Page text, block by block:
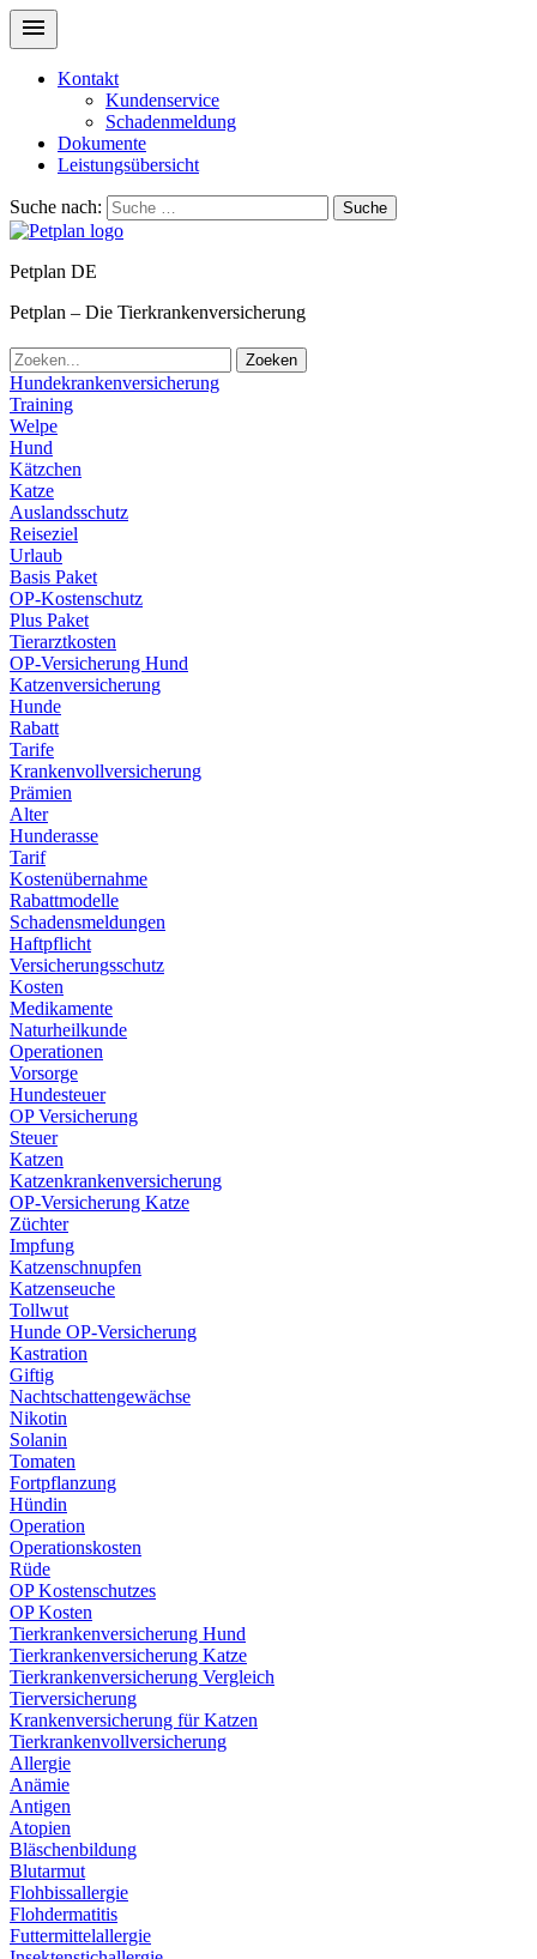
Kontakt
Kundenservice
Schadenmeldung
Dokumente
Leistungsübersicht
Suche nach: Suche
Petplan DE
Petplan – Die Tierkrankenversicherung
Zoeken
Hundekrankenversicherung
Training
Welpe
Hund
Kätzchen
Katze
Auslandsschutz
Reiseziel
Urlaub
Basis Paket
OP-Kostenschutz
Plus Paket
Tierarztkosten
OP-Versicherung Hund
Katzenversicherung
Hunde
Rabatt
Tarife
Krankenvollversicherung
Prämien
Alter
Hunderasse
Tarif
Kostenübernahme
Rabattmodelle
Schadensmeldungen
Haftpflicht
Versicherungsschutz
Kosten
Medikamente
Naturheilkunde
Operationen
Vorsorge
Hundesteuer
OP Versicherung
Steuer
Katzen
Katzenkrankenversicherung
OP-Versicherung Katze
Züchter
Impfung
Katzenschnupfen
Katzenseuche
Tollwut
Hunde OP-Versicherung
Kastration
Giftig
Nachtschattengewächse
Nikotin
Solanin
Tomaten
Fortpflanzung
Hündin
Operation
Operationskosten
Rüde
OP Kostenschutzes
OP Kosten
Tierkrankenversicherung Hund
Tierkrankenversicherung Katze
Tierkrankenversicherung Vergleich
Tierversicherung
Krankenversicherung für Katzen
Tierkrankenvollversicherung
Allergie
Anämie
Antigen
Atopien
Bläschenbildung
Blutarmut
Flohbissallergie
Flohdermatitis
Futtermittelallergie